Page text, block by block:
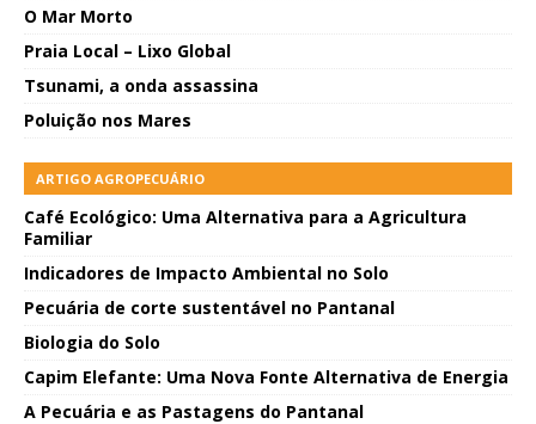
O Mar Morto
Praia Local – Lixo Global
Tsunami, a onda assassina
Poluição nos Mares
ARTIGO AGROPECUÁRIO
Café Ecológico: Uma Alternativa para a Agricultura
Familiar
Indicadores de Impacto Ambiental no Solo
Pecuária de corte sustentável no Pantanal
Biologia do Solo
Capim Elefante: Uma Nova Fonte Alternativa de Energia
A Pecuária e as Pastagens do Pantanal